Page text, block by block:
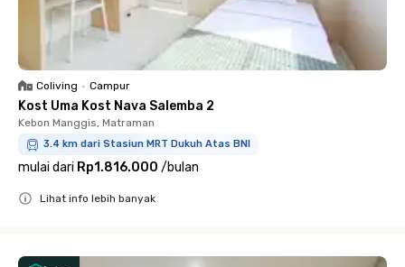
Coliving • Campur
Kost Uma Kost Nava Salemba 2
Kebon Manggis, Matraman
3.4 km dari Stasiun MRT Dukuh Atas BNI
mulai dari Rp1.816.000 /bulan
Lihat info lebih banyak